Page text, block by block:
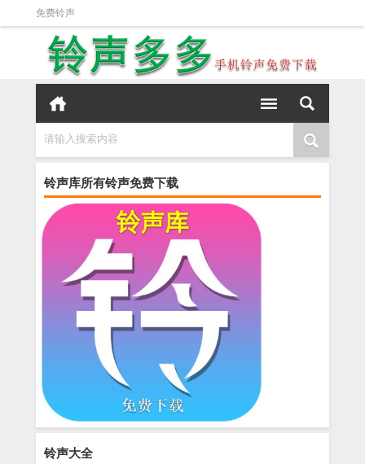
免费铃声
请输入搜索内容
铃声库所有铃声免费下载
铃声大全